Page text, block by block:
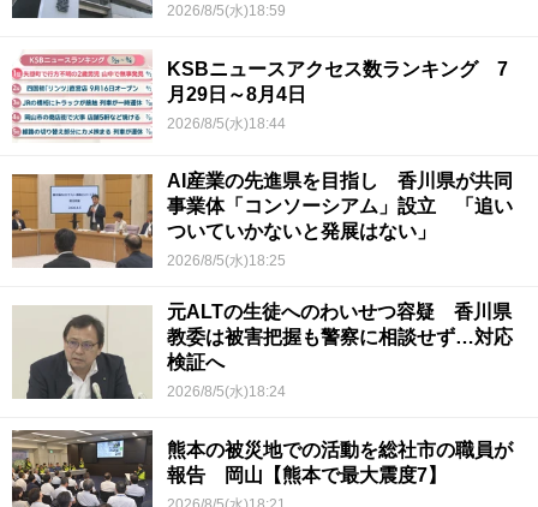
2026/8/5(水)18:59
KSBニュースアクセス数ランキング 7
月29日～8月4日
2026/8/5(水)18:44
AI産業の先進県を目指し 香川県が共同
事業体「コンソーシアム」設立 「追い
ついていかないと発展はない」
2026/8/5(水)18:25
元ALTの生徒へのわいせつ容疑 香川県
教委は被害把握も警察に相談せず…対応
検証へ
2026/8/5(水)18:24
熊本の被災地での活動を総社市の職員が
報告 岡山【熊本で最大震度7】